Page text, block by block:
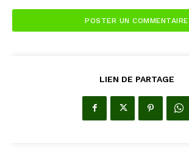
LIEN DE PARTAGE